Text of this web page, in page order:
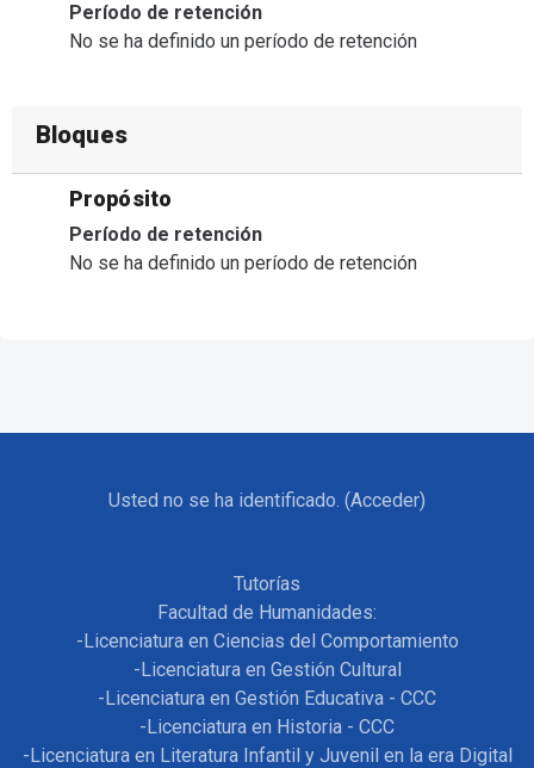
Período de retención
No se ha definido un período de retención
Bloques
Propósito
Período de retención
No se ha definido un período de retención
Usted no se ha identificado. (Acceder)
Tutorías
Facultad de Humanidades:
-Licenciatura en Ciencias del Comportamiento
-Licenciatura en Gestión Cultural
-Licenciatura en Gestión Educativa - CCC
-Licenciatura en Historia - CCC
-Licenciatura en Literatura Infantil y Juvenil en la era Digital